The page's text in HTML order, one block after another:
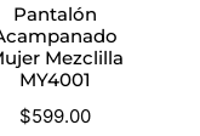
Pantalón
Mezclilla
MY4001
$599.00